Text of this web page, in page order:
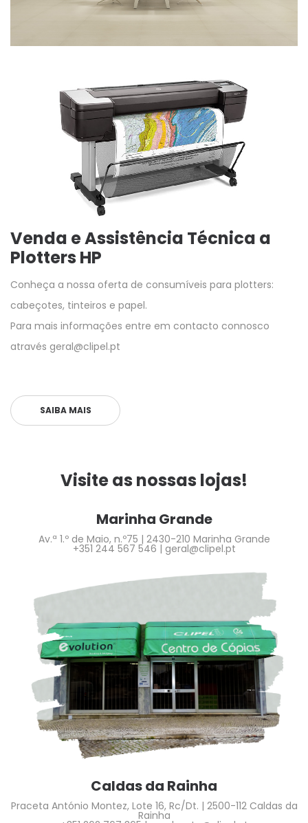
Venda e Assistência Técnica a
Plotters HP
Conheça a nossa oferta de consumíveis para plotters:
cabeçotes, tinteiros e papel.
Para mais informações entre em contacto connosco
através geral@clipel.pt
SAIBA MAIS
Visite as nossas lojas!
Marinha Grande
Av.ª 1.º de Maio, n.º75 | 2430-210 Marinha Grande
+351 244 567 546 | geral@clipel.pt
Caldas da Rainha
Praceta António Montez, Lote 16, Rc/Dt. | 2500-112 Caldas da
Rainha